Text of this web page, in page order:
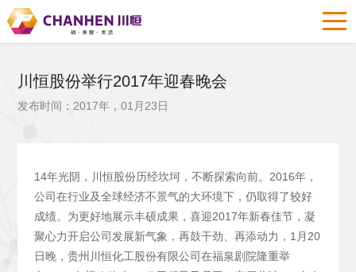
川恒股份举行2017年迎春晚会
发布时间：2017年，01月23日
14年光阴，川恒股份历经坎坷，不断探索向前。2016年，
公司在行业及全球经济不景气的大环境下，仍取得了较好
成绩。为更好地展示丰硕成果，喜迎2017年新春佳节，凝
聚心力开启公司发展新气象，再鼓干劲、再添动力，1月20
日晚，贵州川恒化工股份有限公司在福泉剧院隆重举